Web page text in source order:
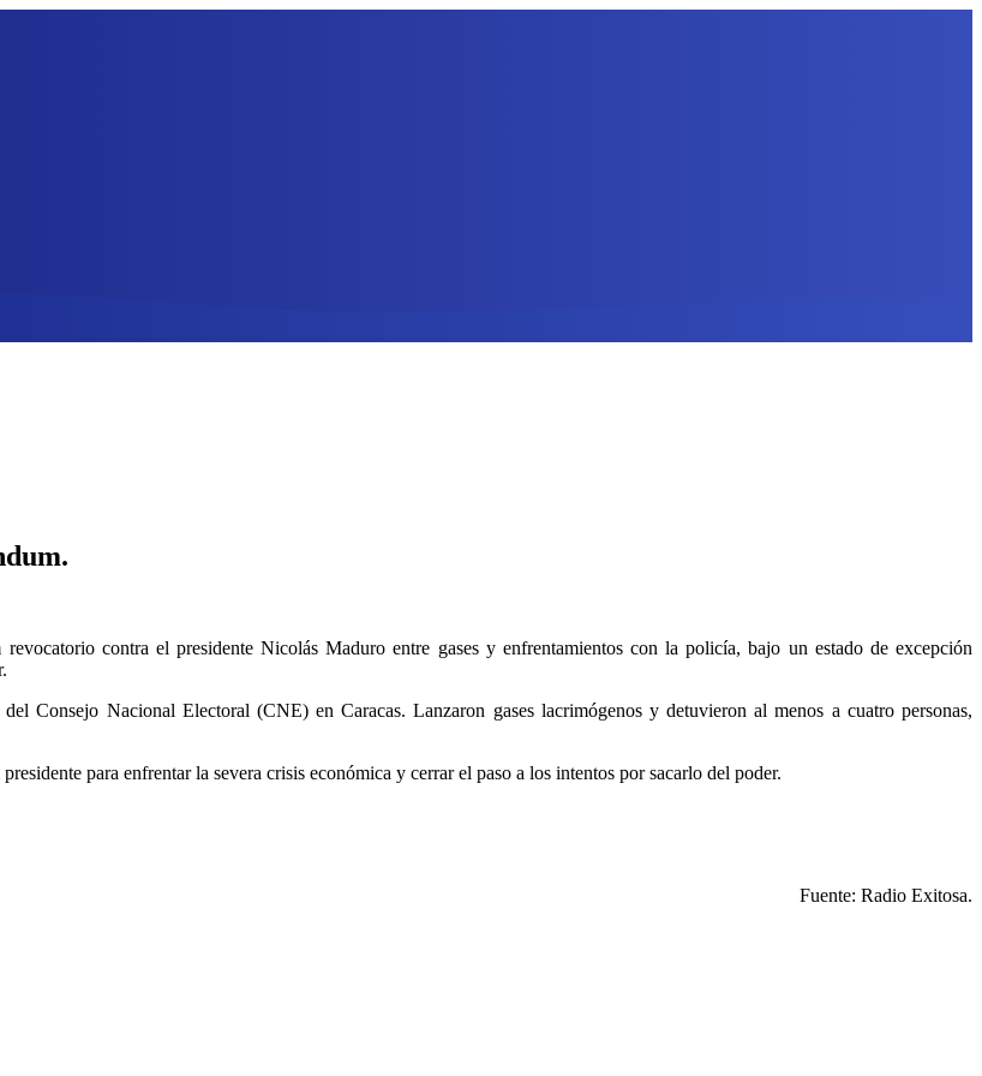
contra el presidente Nicolás Maduro entre gases y enfrentamientos con la policía, bajo un estado de excepción
Consejo Nacional Electoral (CNE) en Caracas. Lanzaron gases lacrimógenos y detuvieron al menos a cuatro personas,
para enfrentar la severa crisis económica y cerrar el paso a los intentos por sacarlo del poder.
Fuente: Radio Exitosa.